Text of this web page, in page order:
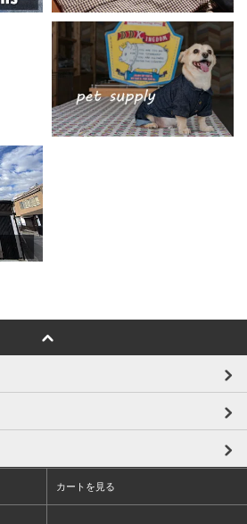
カートを見る